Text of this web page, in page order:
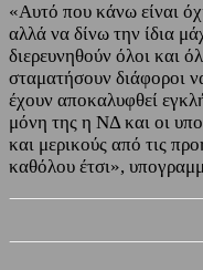
«Αυτό που κάνω είναι
αλλά να δίνω την ίδια
διερευνηθούν όλοι και
σταματήσουν διάφοροι
έχουν αποκαλυφθεί
μόνη της η ΝΔ και οι
και μερικούς από τις
καθόλου έτσι»,